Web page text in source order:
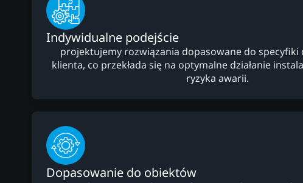
Indywidualne podejście
projektujemy rozwiązania dopasowane do specyfiki
klienta, co przekłada się na optymalne działanie
ryzyka awarii.
Dopasowanie do obiektów